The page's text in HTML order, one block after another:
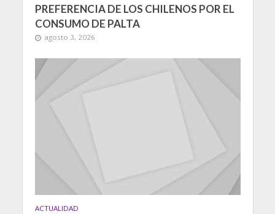
PREFERENCIA DE LOS CHILENOS POR EL
CONSUMO DE PALTA
agosto 3, 2026
ACTUALIDAD